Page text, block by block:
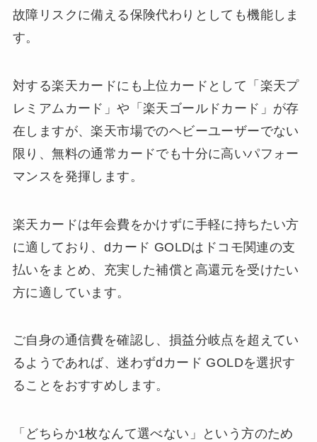
故障リスクに備える保険代わりとしても機能しま
す。
対する楽天カードにも上位カードとして「楽天プ
レミアムカード」や「楽天ゴールドカード」が存
在しますが、楽天市場でのヘビーユーザーでない
限り、無料の通常カードでも十分に高いパフォー
マンスを発揮します。
楽天カードは年会費をかけずに手軽に持ちたい方
に適しており、dカード GOLDはドコモ関連の支
払いをまとめ、充実した補償と高還元を受けたい
方に適しています。
ご自身の通信費を確認し、損益分岐点を超えてい
るようであれば、迷わずdカード GOLDを選択す
ることをおすすめします。
「どちらか1枚なんて選べない」という方のため